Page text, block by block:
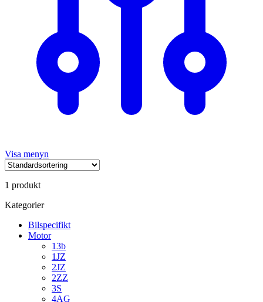
Visa menyn
1 produkt
Kategorier
Bilspecifikt
Motor
13b
1JZ
2JZ
2ZZ
3S
4AG